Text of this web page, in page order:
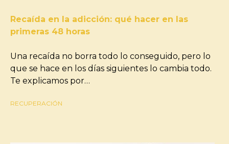
Recaída en la adicción: qué hacer en las
primeras 48 horas
Una recaída no borra todo lo conseguido, pero lo
que se hace en los días siguientes lo cambia todo.
Te explicamos por…
RECUPERACIÓN